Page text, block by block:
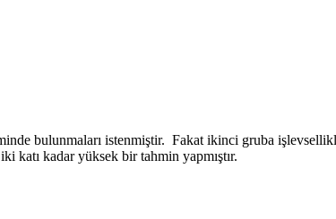
bulunmaları istenmiştir. Fakat ikinci gruba
katı kadar yüksek bir tahmin yapmıştır.